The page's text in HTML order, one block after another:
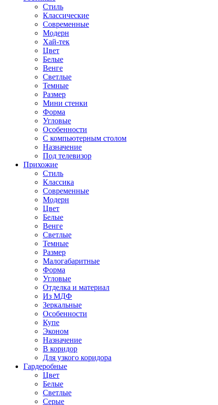
Стиль
Классические
Современные
Модерн
Хай-тек
Цвет
Белые
Венге
Светлые
Темные
Размер
Мини стенки
Форма
Угловые
Особенности
С компьютерным столом
Назначение
Под телевизор
Прихожие
Стиль
Классика
Современные
Модерн
Цвет
Белые
Венге
Светлые
Темные
Размер
Малогабаритные
Форма
Угловые
Отделка и материал
Из МДФ
Зеркальные
Особенности
Купе
Эконом
Назначение
В коридор
Для узкого коридора
Гардеробные
Цвет
Белые
Светлые
Серые